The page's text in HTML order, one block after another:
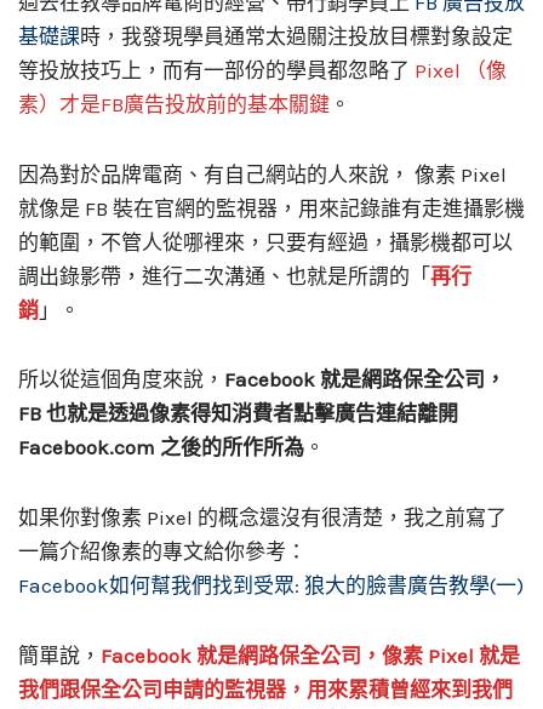
基礎課時，我發現學員通常太過關注投放目標對象設定
等投放技巧上，而有一部份的學員都忽略了 Pixel （像
素）才是FB廣告投放前的基本關鍵 。
因為對於品牌電商、有自己網站的人來說， 像素 Pixel
就像是 FB 裝在官網的監視器，用來記錄誰有走進攝影機
的範圍，不管人從哪裡來，只要有經過，攝影機都可以
調出錄影帶，進行二次溝通、也就是所謂的「再行
銷 」。
所以從這個角度來說， Facebook 就是網路保全公司，
FB 也就是透過像素得知消費者點擊廣告連結離開
Facebook.com 之後的所作所為 。
如果你對像素 Pixel 的概念還沒有很清楚，我之前寫了
一篇介紹像素的專文給你參考：
Facebook如何幫我們找到受眾: 狼大的臉書廣告教學(一)
簡單說， Facebook 就是網路保全公司，像素 Pixel 就是
我們跟保全公司申請的監視器，用來累積曾經來到我們